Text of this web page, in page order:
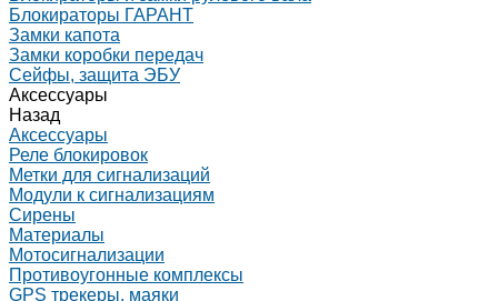
Блокираторы ГАРАНТ
Замки капота
Замки коробки передач
Сейфы, защита ЭБУ
Аксессуары
Назад
Аксессуары
Реле блокировок
Метки для сигнализаций
Модули к сигнализациям
Сирены
Материалы
Мотосигнализации
Противоугонные комплексы
GPS трекеры, маяки